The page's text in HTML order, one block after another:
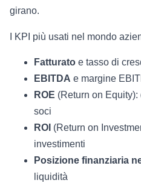
girano.
I KPI più usati nel mondo
Fatturato e tasso di
EBITDA e margine
ROE (Return on
soci
ROI (Return on
investimenti
Posizione finanziaria
liquidità